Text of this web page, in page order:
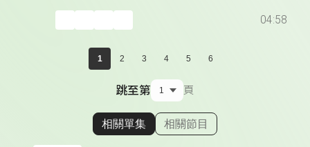
04:58
1 2 3 4 5 6
跳至第 頁
顯示相關單集
相關單集 相關節目